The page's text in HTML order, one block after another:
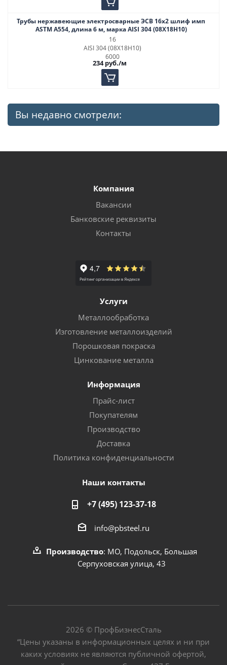
Трубы нержавеющие электросварные ЭСВ 16х2 шлиф имп
ASTM A554, длина 6 м, марка AISI 304 (08Х18Н10)
16
AISI 304 (08Х18Н10)
6000
234руб./м
Вы недавно смотрели:
Компания
Вакансии
Банковские реквизиты
Контакты
Услуги
Металлообработка
Изготовление металлоизделий
Порошковая покраска
Цинкование металла
Информация
Прайс-лист
Покупателям
Производство
Доставка
Политика конфиденциальности
Наши контакты
+7 (495) 123-37-18
info@pbsteel.ru
Производство: МО, Подольск, Большая
Серпуховская улица, 43
2026 © ПрофБизнесСталь
“Цены указаны в информационных целях и ни при
каких условиях не являются публичной офертой,